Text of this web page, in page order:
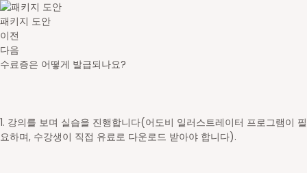
패키지 도안
이전
다음
수료증은 어떻게 발급되나요?
1. 강의를 보며 실습을 진행합니다(어도비 일러스트레이터 프로그램이 필
요하며, 수강생이 직접 유료로 다운로드 받아야 합니다).